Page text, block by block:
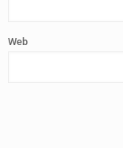
Web